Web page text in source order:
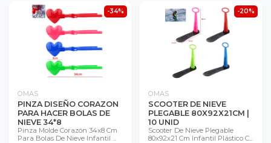
-34%
OMAS
PINZA DISEÑO CORAZON
PARA HACER BOLAS DE
NIEVE 34*8
Pinza Molde Corazón 34x8 Cm
Para Bolas De Nieve Infantil ...
-20%
OMAS
SCOOTER DE NIEVE
PLEGABLE 80X92X21CM |
10 UNID
Scooter De Nieve Plegable
80x92x21 Cm Infantil Plástico C...